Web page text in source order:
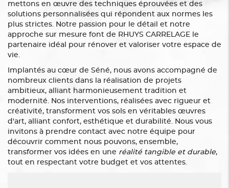
mettons en œuvre des techniques éprouvées et des
solutions personnalisées qui répondent aux normes les
plus strictes. Notre passion pour le détail et notre
approche sur mesure font de RHUYS CARRELAGE le
partenaire idéal pour rénover et valoriser votre espace de
vie.
Implantés au cœur de Séné, nous avons accompagné de
nombreux clients dans la réalisation de projets
ambitieux, alliant harmonieusement tradition et
modernité. Nos interventions, réalisées avec rigueur et
créativité, transforment vos sols en véritables œuvres
d'art, alliant confort, esthétique et durabilité. Nous vous
invitons à prendre contact avec notre équipe pour
découvrir comment nous pouvons, ensemble,
transformer vos idées en une réalité tangible et durable,
tout en respectant votre budget et vos attentes.